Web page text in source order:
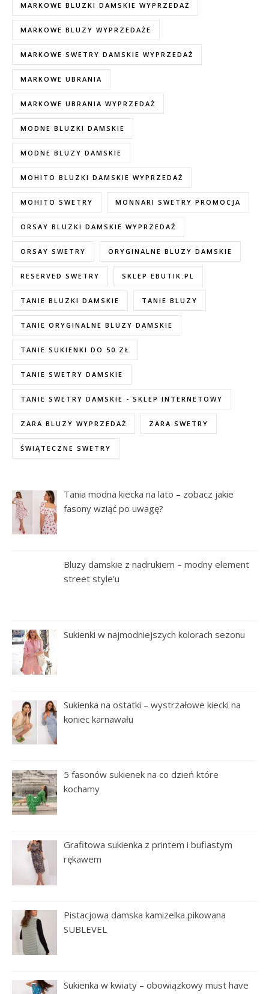
MARKOWE BLUZKI DAMSKIE WYPRZEDAŻ
MARKOWE BLUZY WYPRZEDAŻE
MARKOWE SWETRY DAMSKIE WYPRZEDAŻ
MARKOWE UBRANIA
MARKOWE UBRANIA WYPRZEDAŻ
MODNE BLUZKI DAMSKIE
MODNE BLUZY DAMSKIE
MOHITO BLUZKI DAMSKIE WYPRZEDAŻ
MOHITO SWETRY MONNARI SWETRY PROMOCJA
ORSAY BLUZKI DAMSKIE WYPRZEDAŻ
ORSAY SWETRY ORYGINALNE BLUZY DAMSKIE
RESERVED SWETRY SKLEP EBUTIK.PL
TANIE BLUZKI DAMSKIE TANIE BLUZY
TANIE ORYGINALNE BLUZY DAMSKIE
TANIE SUKIENKI DO 50 ZŁ
TANIE SWETRY DAMSKIE
TANIE SWETRY DAMSKIE - SKLEP INTERNETOWY
ZARA BLUZY WYPRZEDAŻ ZARA SWETRY
ŚWIĄTECZNE SWETRY
Tania modna kiecka na lato – zobacz jakie
fasony wziąć po uwagę?
Bluzy damskie z nadrukiem – modny element
street style’u
Sukienki w najmodniejszych kolorach sezonu
Sukienka na ostatki – wystrzałowe kiecki na
koniec karnawału
5 fasonów sukienek na co dzień które
kochamy
Grafitowa sukienka z printem i bufiastym
rękawem
Pistacjowa damska kamizelka pikowana
SUBLEVEL
Sukienka w kwiaty – obowiązkowy must have